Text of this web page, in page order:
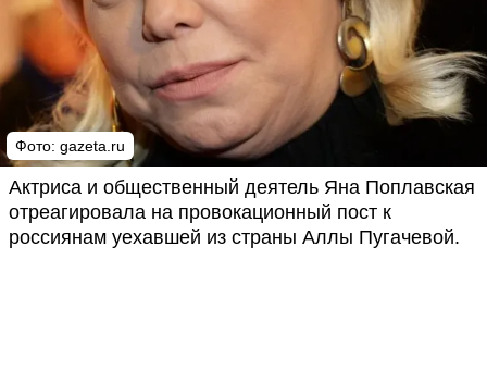
Фото: gazeta.ru
Актриса и общественный деятель Яна Поплавская
отреагировала на провокационный пост к
россиянам уехавшей из страны Аллы Пугачевой.